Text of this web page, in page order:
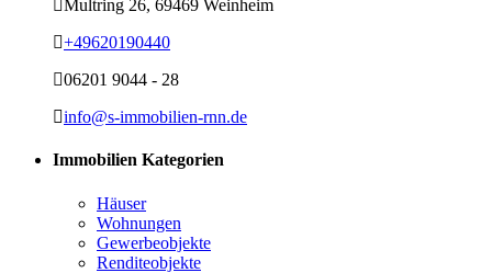
Multring 26, 69469 Weinheim
+49620190440
06201 9044 - 28
info@s-immobilien-rnn.de
Immobilien Kategorien
Häuser
Wohnungen
Gewerbeobjekte
Renditeobjekte